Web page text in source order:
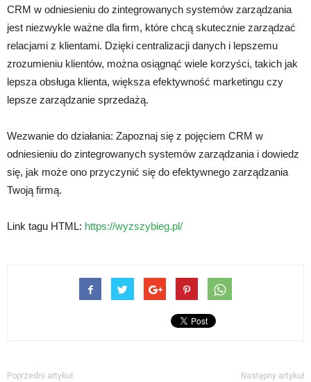
CRM w odniesieniu do zintegrowanych systemów zarządzania
jest niezwykle ważne dla firm, które chcą skutecznie zarządzać
relacjami z klientami. Dzięki centralizacji danych i lepszemu
zrozumieniu klientów, można osiągnąć wiele korzyści, takich jak
lepsza obsługa klienta, większa efektywność marketingu czy
lepsze zarządzanie sprzedażą.
Wezwanie do działania: Zapoznaj się z pojęciem CRM w
odniesieniu do zintegrowanych systemów zarządzania i dowiedz
się, jak może ono przyczynić się do efektywnego zarządzania
Twoją firmą.
Link tagu HTML: https://wyzszybieg.pl/
Poprzedni artykuł Następny artykuł